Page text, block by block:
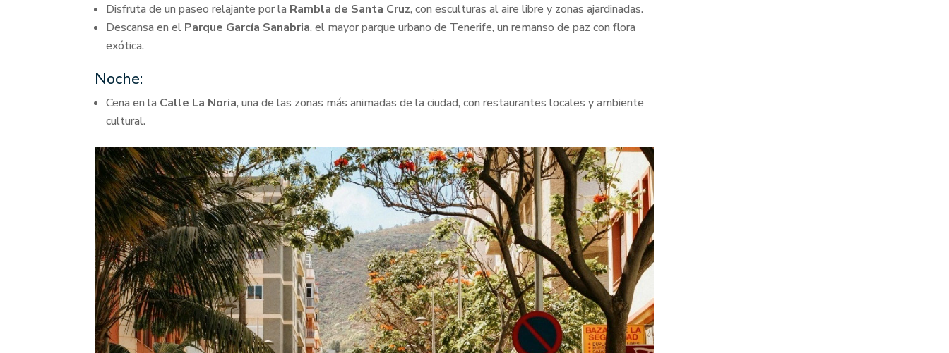
Disfruta de un paseo relajante por la Rambla de Santa Cruz, con esculturas al aire libre y zonas ajardinadas.
Descansa en el Parque García Sanabria, el mayor parque urbano de Tenerife, un remanso de paz con flora
exótica.
Noche:
Cena en la Calle La Noria, una de las zonas más animadas de la ciudad, con restaurantes locales y ambiente
cultural.